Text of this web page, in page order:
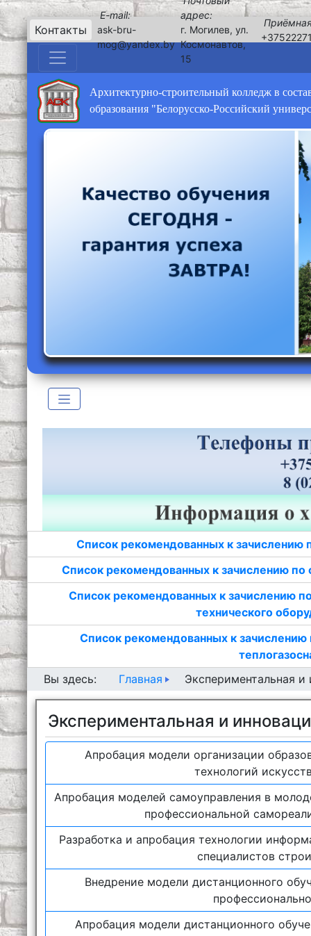
Контакты
E-mail:
ask-bru-
mog@yandex.by
адрес:
г. Могилев, ул.
Космонавтов,
15
Архитектурно-строительный колледж в
образования "Белорусско-Российский
Список рекомендованных к зачислению
Список рекомендованных к зачислению
Список рекомендованных к зачислению
технического
Список рекомендованных к
Вы здесь:
Главная Экспериментальная и
Экспериментальная и
Апробация модели организации
технологий
Апробация моделей самоуправления в
профессиональной
Разработка и апробация технологии
специалистов
Внедрение модели дистанционного
Апробация модели дистанционного